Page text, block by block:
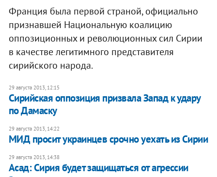
Франция была первой страной, официально
признавшей Национальную коалицию
оппозиционных и революционных сил Сирии
в качестве легитимного представителя
сирийского народа.
29 августа 2013, 12:15
Сирийская оппозиция призвала Запад к удару
по Дамаску
29 августа 2013, 14:22
МИД просит украинцев срочно уехать из Сирии
29 августа 2013, 14:38
Асад: Сирия будет защищаться от агрессии